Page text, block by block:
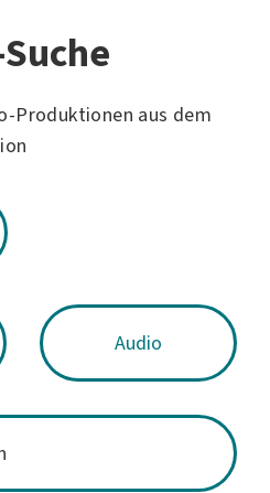
Produktionen aus dem
Audio